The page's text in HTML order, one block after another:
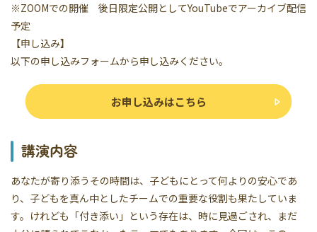
※ZOOMでの開催 後日限定公開としてYouTubeでアーカイブ配信
予定
【申し込み】
以下の申し込みフォームから申し込みください。
お申し込みはこちら
講演内容
あなたが寄り添うその時間は、子どもにとって何よりの安心であ
り、子どもを真ん中としたチームでの重要な役割も果たしていま
す。けれども「付き添い」という存在は、時に見過ごされ、まだ